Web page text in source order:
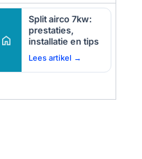
home
Split airco 7kw:
prestaties,
installatie en tips
Lees artikel →